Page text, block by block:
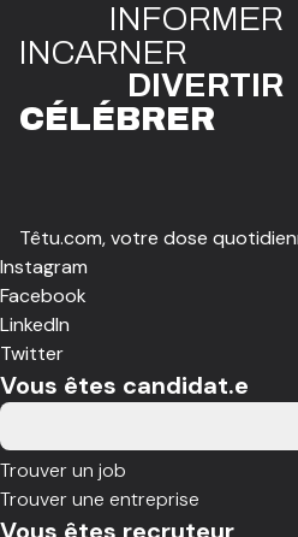
INFORMER
INCARNER
DIVERTIR
CÉLÉBRER
Têtu.com, votre dose
Instagram
Facebook
LinkedIn
Twitter
Vous êtes candidat.e
Trouver un job
Trouver une entreprise